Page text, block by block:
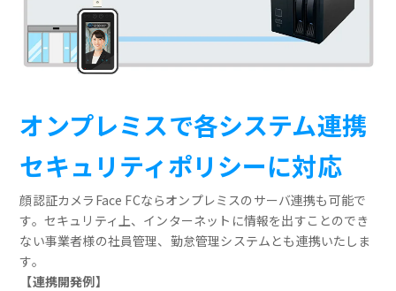
オンプレミスで各システム連携
セキュリティポリシーに対応
顔認証カメラFace FCならオンプレミスのサーバ連携も可能で
す。セキュリティ上、インターネットに情報を出すことのでき
ない事業者様の社員管理、勤怠管理システムとも連携いたしま
す。
【連携開発例】